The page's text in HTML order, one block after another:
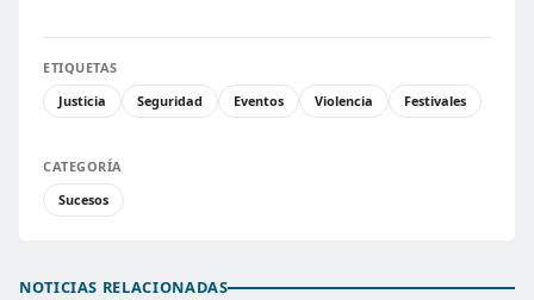
ETIQUETAS
Justicia
Seguridad Eventos Violencia Festivales
CATEGORÍA
Sucesos
NOTICIAS RELACIONADAS